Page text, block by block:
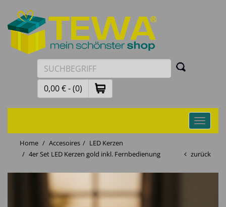
0,00 € - (0)
Toggle
Home
Accesoires
LED Kerzen
4er Set LED Kerzen gold inkl. Fernbedienung
zurück